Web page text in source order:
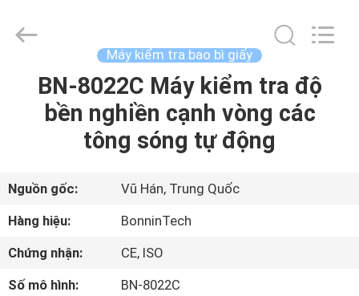
TRANG
SẢN
PHẨM
Ltd..
Reserved.
Developed
ECER
Máy kiểm tra bao bì giấy
BN-8022C Máy kiểm tra độ
bền nghiền cạnh vòng các
tông sóng tự động
Nguồn gốc:
Vũ Hán, Trung Quốc
Hàng hiệu:
BonninTech
Chứng nhận:
CE, ISO
Số mô hình:
BN-8022C